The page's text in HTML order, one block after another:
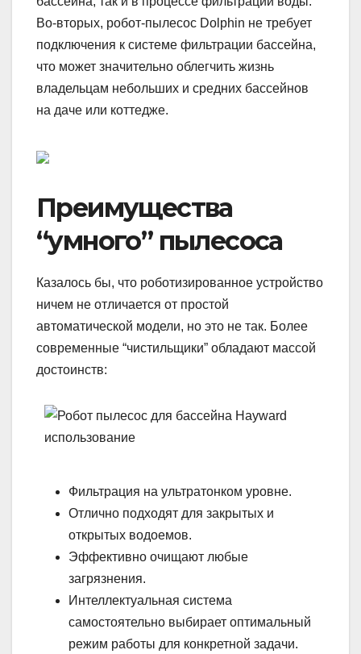
Во-вторых, робот-пылесос Dolphin не требует
подключения к системе фильтрации бассейна,
что может значительно облегчить жизнь
владельцам небольших и средних бассейнов
на даче или коттедже.
Преимущества
“умного” пылесоса
Казалось бы, что роботизированное устройство
ничем не отличается от простой
автоматической модели, но это не так. Более
современные “чистильщики” обладают массой
достоинств:
Фильтрация на ультратонком уровне.
Отлично подходят для закрытых и
открытых водоемов.
Эффективно очищают любые
загрязнения.
Интеллектуальная система
самостоятельно выбирает оптимальный
режим работы для конкретной задачи.